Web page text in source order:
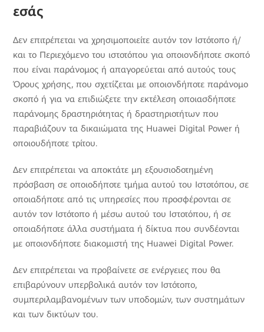
εσάς
Δεν επιτρέπεται να χρησιμοποιείτε αυτόν τον Ιστότοπο ή/
και το Περιεχόμενο του ιστοτόπου για οποιονδήποτε σκοπό
που είναι παράνομος ή απαγορεύεται από αυτούς τους
Όρους χρήσης, που σχετίζεται με οποιονδήποτε παράνομο
σκοπό ή για να επιδιώξετε την εκτέλεση οποιασδήποτε
παράνομης δραστηριότητας ή δραστηριοτήτων που
παραβιάζουν τα δικαιώματα της Huawei Digital Power ή
οποιουδήποτε τρίτου.
Δεν επιτρέπεται να αποκτάτε μη εξουσιοδοτημένη
πρόσβαση σε οποιοδήποτε τμήμα αυτού του Ιστοτόπου, σε
οποιαδήποτε από τις υπηρεσίες που προσφέρονται σε
αυτόν τον Ιστότοπο ή μέσω αυτού του Ιστοτόπου, ή σε
οποιαδήποτε άλλα συστήματα ή δίκτυα που συνδέονται
με οποιονδήποτε διακομιστή της Huawei Digital Power.
Δεν επιτρέπεται να προβαίνετε σε ενέργειες που θα
επιβαρύνουν υπερβολικά αυτόν τον Ιστότοπο,
συμπεριλαμβανομένων των υποδομών, των συστημάτων
και των δικτύων του.